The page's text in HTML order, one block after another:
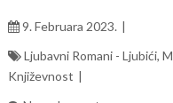
9. Februara 2023.
Ljubavni Romani - Ljubići,
Književnost